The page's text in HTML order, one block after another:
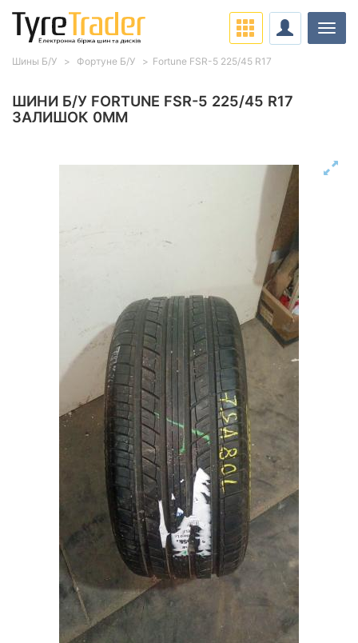
ШИНИ Б/У FORTUNE FSR-5 225/45 R17
ЗАЛИШОК 0ММ
Шины Б/У Фортуне Б/У Fortune FSR-5 225/45 R17